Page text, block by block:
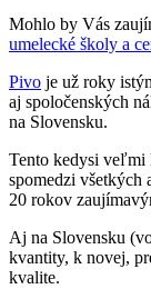
Mohlo by Vás
umelecké školy a
Pivo je už roky
aj spoločenských
na Slovensku.
Tento kedysi veľmi
spomedzi všetkých
20 rokov
Aj na Slovensku
kvantity, k novej,
kvalite.